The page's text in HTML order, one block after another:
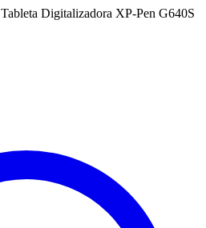
Tableta Digitalizadora XP-Pen G640S